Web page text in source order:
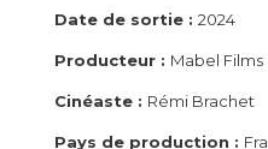
Date de sortie : 2024
Producteur : Mabel Films
Cinéaste : Rémi Brachet
Pays de production :